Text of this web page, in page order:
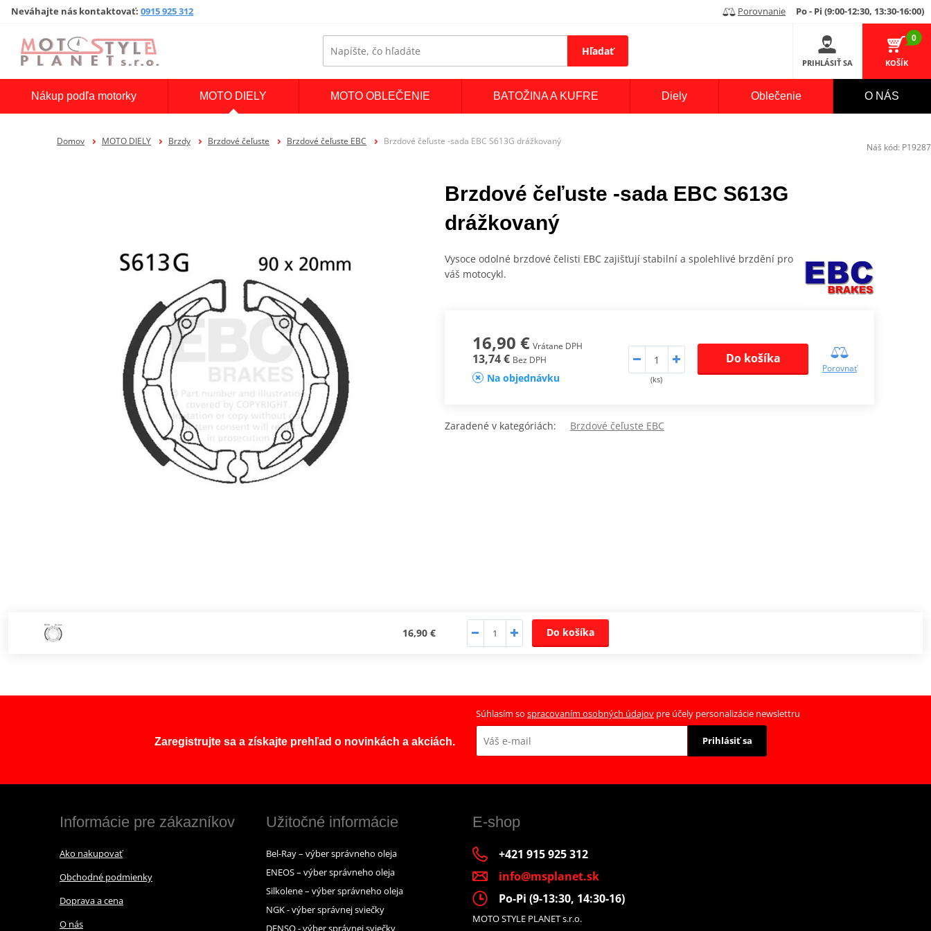
Neváhajte nás kontaktovať: 0915 925 312 Porovnanie Po - Pi (9:00-12:30, 13:30-16:00)
Hľadať
PRIHLÁSIŤ SA
0
KOŠÍK
Nákup podľa motorky MOTO DIELY MOTO OBLEČENIE BATOŽINA A KUFRE Diely Oblečenie O NÁS
Domov MOTO DIELY Brzdy Brzdové čeľuste Brzdové čeľuste EBC Brzdové čeľuste -sada EBC S613G drážkovaný
Brzdové čeľuste -sada EBC S613G
drážkovaný
Vysoce odolné brzdové čelisti EBC zajišťují stabilní a spolehlivé brzdění pro
váš motocykl.
16,90 € Vrátane DPH
13,74 € Bez DPH
Na objednávku (ks)
Do košíka
Porovnať
Zaradené v kategóriách: Brzdové čeľuste EBC
16,90 € Do košíka
Náš kód: P19287
Zaregistrujte sa a získajte prehľad o novinkách a akciách.
Súhlasím so spracovaním osobných údajov pre účely personalizácie newslettru
Prihlásiť sa
Informácie pre zákazníkov
Ako nakupovať
Obchodné podmienky
Doprava a cena
O nás
Užitočné informácie
Bel-Ray – výber správneho oleja
ENEOS – výber správneho oleja
Silkolene – výber správneho oleja
NGK - výber správnej sviečky
DENSO - výber správnej sviečky
E-shop
+421 915 925 312
info@msplanet.sk
Po-Pi (9-13:30, 14:30-16)
MOTO STYLE PLANET s.r.o.